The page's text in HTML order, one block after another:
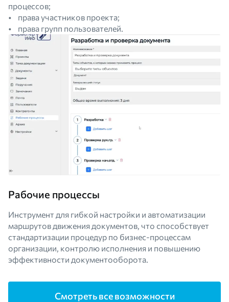
процессов;
• права участников проекта;
• права групп пользователей.
Рабочие процессы
Инструмент для гибкой настройки и автоматизации
маршрутов движения документов, что способствует
стандартизации процедур по бизнес-процессам
организации, контролю исполнения и повышению
эффективности документооборота.
Смотреть все возможности